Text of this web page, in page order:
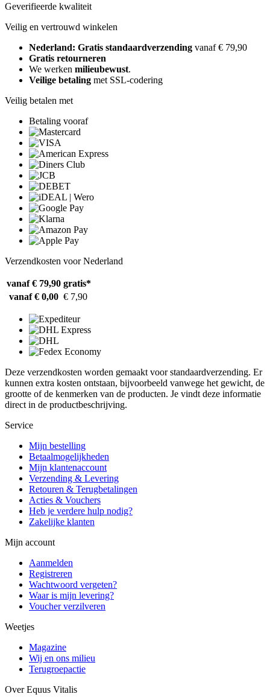
Geverifieerde kwaliteit
Veilig en vertrouwd winkelen
Nederland: Gratis standaardverzending vanaf € 79,90
Gratis retourneren
We werken milieubewust.
Veilige betaling met SSL-codering
Veilig betalen met
Betaling vooraf
Verzendkosten voor Nederland
vanaf € 79,90 gratis*
vanaf € 0,00 € 7,90
Deze verzendkosten worden gemaakt voor standaardverzending. Er
kunnen extra kosten ontstaan, bijvoorbeeld vanwege het gewicht, de
grootte of de kenmerken van de producten. Je vindt deze informatie
direct in de productbeschrijving.
Service
Mijn bestelling
Betaalmogelijkheden
Mijn klantenaccount
Verzending & Levering
Retouren & Terugbetalingen
Acties & Vouchers
Heb je verdere hulp nodig?
Zakelijke klanten
Mijn account
Aanmelden
Registreren
Wachtwoord vergeten?
Waar is mijn levering?
Voucher verzilveren
Weetjes
Magazine
Wij en ons milieu
Terugroepactie
Over Equus Vitalis